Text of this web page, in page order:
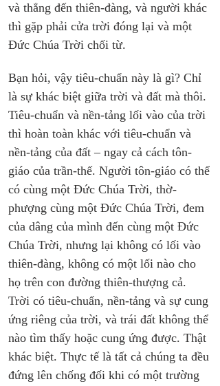
và thẳng đến thiên-đàng, và người khác
thì gặp phải cửa trời đóng lại và một
Đức Chúa Trời chối từ.
Bạn hỏi, vậy tiêu-chuẩn này là gì? Chỉ
là sự khác biệt giữa trời và đất mà thôi.
Tiêu-chuẩn và nền-tảng lối vào của trời
thì hoàn toàn khác với tiêu-chuẩn và
nền-tảng của đất – ngay cả cách tôn-
giáo của trần-thế. Người tôn-giáo có thể
có cùng một Đức Chúa Trời, thờ-
phượng cùng một Đức Chúa Trời, đem
của dâng của mình đến cùng một Đức
Chúa Trời, nhưng lại không có lối vào
thiên-đàng, không có một lối nào cho
họ trên con đường thiên-thượng cả.
Trời có tiêu-chuẩn, nền-tảng và sự cung
ứng riêng của trời, và trái đất không thể
nào tìm thấy hoặc cung ứng được. Thật
khác biệt. Thực tế là tất cả chúng ta đều
đứng lên chống đối khi có một trường